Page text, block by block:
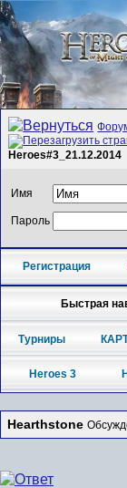
Heroes#3_21.12.2014
Имя
Пароль
Регистрация
Быстрая
Турниры
Heroes 3
Hearthstone